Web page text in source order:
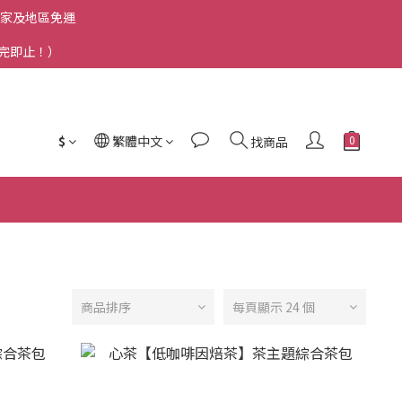
及地區免運
止！）
$ 繁體中文 找商品
商品排序 每頁顯示 24 個